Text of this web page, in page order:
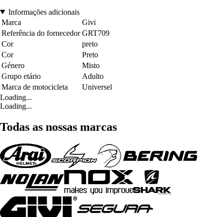
Informações adicionais
Marca
Givi
Referência do fornecedor GRT709
Cor
preto
Cor
Preto
Género
Misto
Grupo etário
Adulto
Marca de motocicleta
Universel
Loading...
Loading...
Todas as nossas marcas